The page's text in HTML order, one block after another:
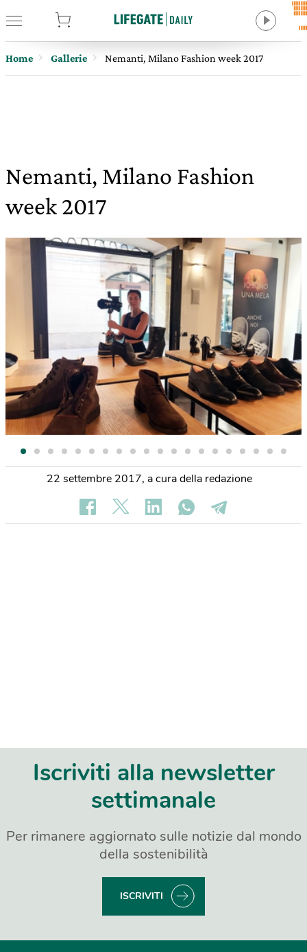
Home Gallerie Nemanti, Milano Fashion week 2017
Nemanti, Milano Fashion
week 2017
22 settembre 2017, a cura della redazione
Iscriviti alla newsletter
settimanale
Per rimanere aggiornato sulle notizie dal mondo
della sostenibilità
ISCRIVITI